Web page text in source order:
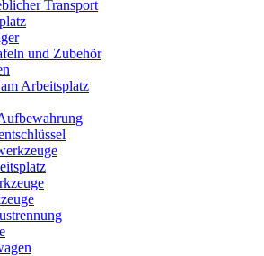
Transport
und Zubehör
Arbeitsplatz